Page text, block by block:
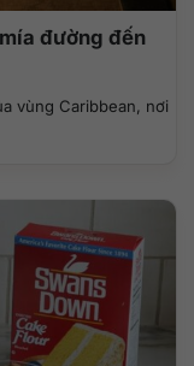
đường đến
vùng Caribbean, nơi